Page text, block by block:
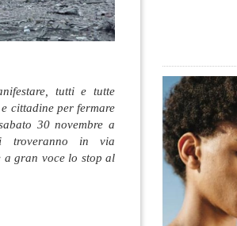
tutti e tutte
cittadine per fermare
30 novembre a
in via
a gran voce lo stop al